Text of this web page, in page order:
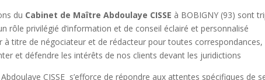
du Cabinet de Maître Abdoulaye CISSE à BOBIGNY (93) sont
rôle privilégié d’information et de conseil éclairé et personnalisé
à titre de négociateur et de rédacteur pour toutes
et défendre les intérêts de nos clients devant les juridictions
CISSE s’efforce de répondre aux attentes spécifiques de